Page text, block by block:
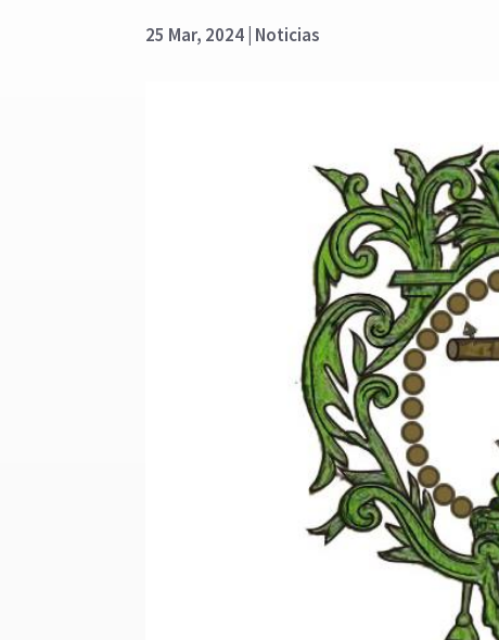
25 Mar, 2024 Noticias